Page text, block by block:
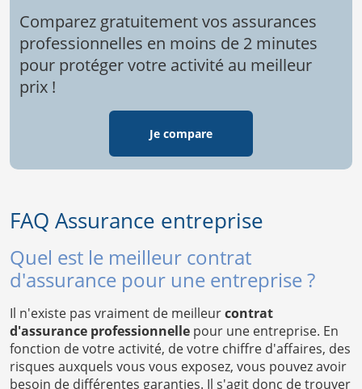
Comparez gratuitement vos assurances
professionnelles en moins de 2 minutes
pour protéger votre activité au meilleur
prix !
Je compare
FAQ Assurance entreprise
Quel est le meilleur contrat
d'assurance pour une entreprise ?
Il n'existe pas vraiment de meilleurcontrat
d'assurance professionnelle pour une entreprise. En
fonction de votre activité, de votre chiffre d'affaires, des
risques auxquels vous vous exposez, vous pouvez avoir
besoin de différentes garanties. Il s'agit donc de trouver